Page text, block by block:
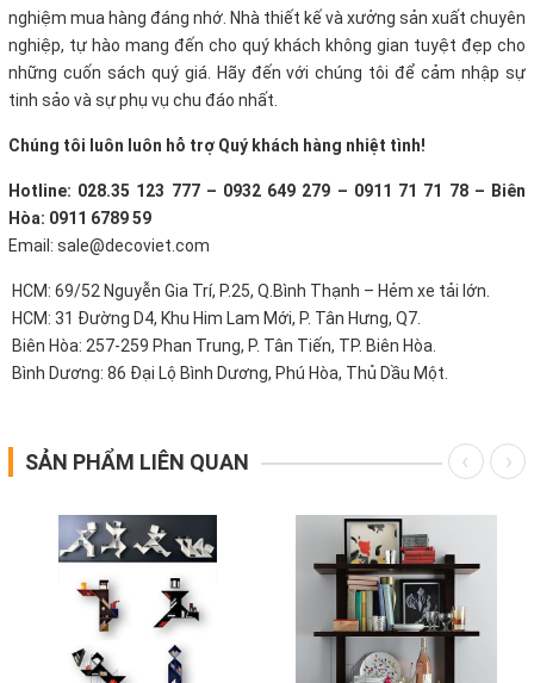
nghiệm mua hàng đáng nhớ. Nhà thiết kế và xưởng sản xuất chuyên
nghiệp, tự hào mang đến cho quý khách không gian tuyệt đẹp cho
những cuốn sách quý giá. Hãy đến với chúng tôi để cảm nhập sự
tinh sảo và sự phụ vụ chu đáo nhất.
Chúng tôi luôn luôn hỗ trợ Quý khách hàng nhiệt tình!
Hotline: 028.35 123 777 – 0932 649 279 – 0911 71 71 78 – Biên
Hòa: 0911 6789 59
Email: sale@decoviet.com
HCM: 69/52 Nguyễn Gia Trí, P.25, Q.Bình Thạnh – Hẻm xe tải lớn.
HCM: 31 Đường D4, Khu Him Lam Mới, P. Tân Hưng, Q7.
Biên Hòa: 257-259 Phan Trung, P. Tân Tiến, TP. Biên Hòa.
Bình Dương: 86 Đại Lộ Bình Dương, Phú Hòa, Thủ Dầu Một.
SẢN PHẨM LIÊN QUAN